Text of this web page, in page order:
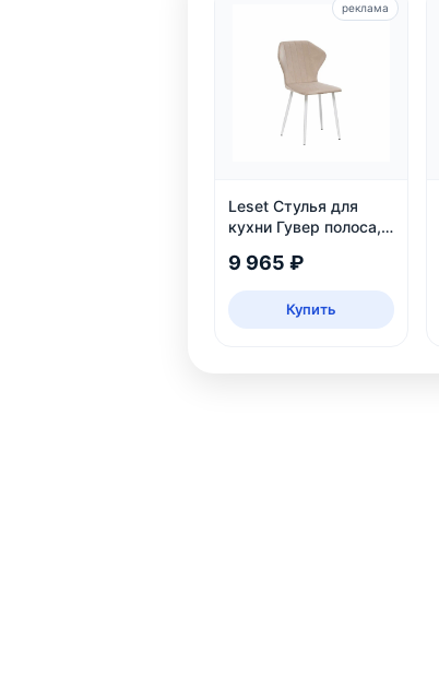
Leset Стулья для
кухни Гувер полоса,
9 965 ₽
Купить
реклама